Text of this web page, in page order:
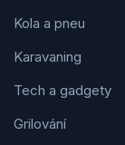
Kola a pneu
Karavaning
Tech a gadgety
Grilování